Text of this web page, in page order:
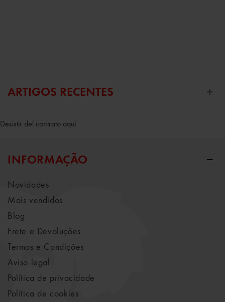
ARTIGOS RECENTES
Desistir del contrato aquí
INFORMAÇÃO
Novidades
Mais vendidos
Blog
Frete e Devoluções
Termos e Condições
Aviso legal
Política de privacidade
Política de cookies